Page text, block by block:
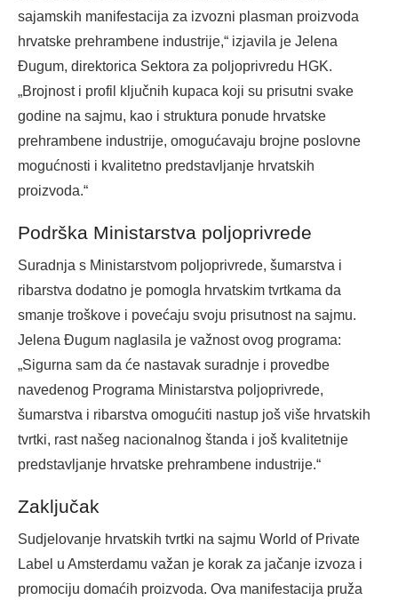
sajamskih manifestacija za izvozni plasman proizvoda
hrvatske prehrambene industrije,“ izjavila je Jelena
Đugum, direktorica Sektora za poljoprivredu HGK.
„Brojnost i profil ključnih kupaca koji su prisutni svake
godine na sajmu, kao i struktura ponude hrvatske
prehrambene industrije, omogućavaju brojne poslovne
mogućnosti i kvalitetno predstavljanje hrvatskih
proizvoda.“
Podrška Ministarstva poljoprivrede
Suradnja s Ministarstvom poljoprivrede, šumarstva i
ribarstva dodatno je pomogla hrvatskim tvrtkama da
smanje troškove i povećaju svoju prisutnost na sajmu.
Jelena Đugum naglasila je važnost ovog programa:
„Sigurna sam da će nastavak suradnje i provedbe
navedenog Programa Ministarstva poljoprivrede,
šumarstva i ribarstva omogućiti nastup još više hrvatskih
tvrtki, rast našeg nacionalnog štanda i još kvalitetnije
predstavljanje hrvatske prehrambene industrije.“
Zaključak
Sudjelovanje hrvatskih tvrtki na sajmu World of Private
Label u Amsterdamu važan je korak za jačanje izvoza i
promociju domaćih proizvoda. Ova manifestacija pruža